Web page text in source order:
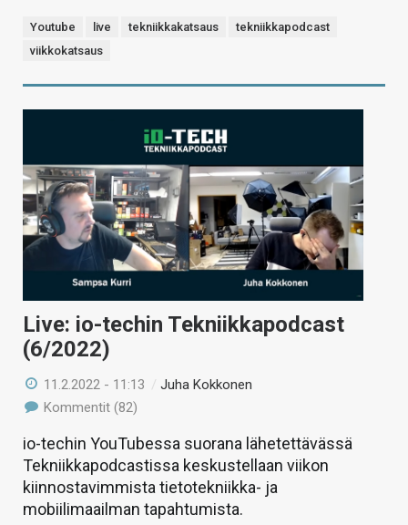
Youtube live tekniikkakatsaus
tekniikkapodcast
viikkokatsaus
Live: io-techin Tekniikkapodcast
(6/2022)
11.2.2022 - 11:13 /Juha Kokkonen
Kommentit (82)
io-techin YouTubessa suorana lähetettävässä
Tekniikkapodcastissa keskustellaan viikon
kiinnostavimmista tietotekniikka- ja
mobiilimaailman tapahtumista.